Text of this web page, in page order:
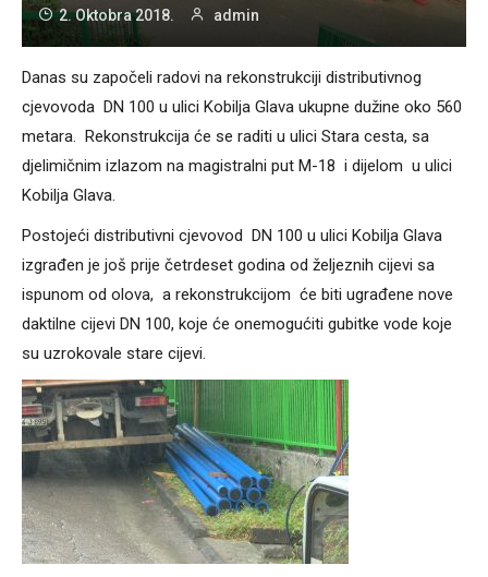
2. Oktobra 2018. admin
Danas su započeli radovi na rekonstrukciji distributivnog
cjevovoda DN 100 u ulici Kobilja Glava ukupne dužine oko 560
metara. Rekonstrukcija će se raditi u ulici Stara cesta, sa
djelimičnim izlazom na magistralni put M-18 i dijelom u ulici
Kobilja Glava.
Postojeći distributivni cjevovod DN 100 u ulici Kobilja Glava
izgrađen je još prije četrdeset godina od željeznih cijevi sa
ispunom od olova, a rekonstrukcijom će biti ugrađene nove
daktilne cijevi DN 100, koje će onemogućiti gubitke vode koje
su uzrokovale stare cijevi.